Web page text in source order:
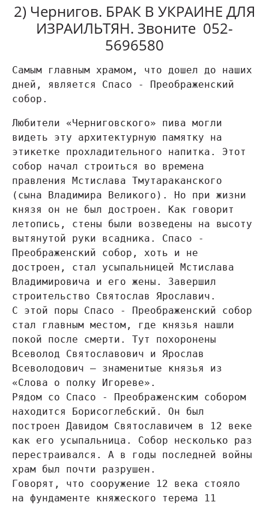
2) Чернигов. БРАК В УКРАИНЕ ДЛЯ
ИЗРАИЛЬТЯН. Звоните 052-
5696580
Самым главным храмом, что дошел до наших
дней, является Спасо - Преображенский
собор.
Любители «Черниговского» пива могли
видеть эту архитектурную памятку на
этикетке прохладительного напитка. Этот
собор начал строиться во времена
правления Мстислава Тмутараканского
(сына Владимира Великого). Но при жизни
князя он не был достроен. Как говорит
летопись, стены были возведены на высоту
вытянутой руки всадника. Спасо -
Преображенский собор, хоть и не
достроен, стал усыпальницей Мстислава
Владимировича и его жены. Завершил
строительство Святослав Ярославич.
С этой поры Спасо - Преображенский собор
стал главным местом, где князья нашли
покой после смерти. Тут похоронены
Всеволод Святославович и Ярослав
Всеволодович – знаменитые князья из
«Слова о полку Игореве».
Рядом со Спасо - Преображенским собором
находится Борисоглебский. Он был
построен Давидом Святославичем в 12 веке
как его усыпальница. Собор несколько раз
перестраивался. А в годы последней войны
храм был почти разрушен.
Говорят, что сооружение 12 века стояло
на фундаменте княжеского терема 11